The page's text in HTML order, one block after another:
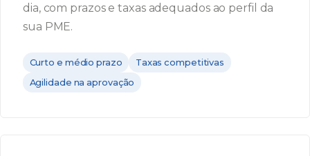
dia, com prazos e taxas adequados ao perfil da
sua PME.
Curto e médio prazo
Taxas competitivas
Agilidade na aprovação